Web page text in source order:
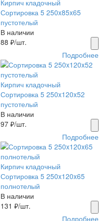
Кирпич кладочный
Сортировка 5 250x85x65
пустотелый
В наличии
88 ₽/шт.
Подробнее
Кирпич кладочный
Сортировка 5 250x120x52
пустотелый
В наличии
97 ₽/шт.
Подробнее
Кирпич кладочный
Сортировка 5 250x120x65
полнотелый
В наличии
131 ₽/шт.
Подробнее